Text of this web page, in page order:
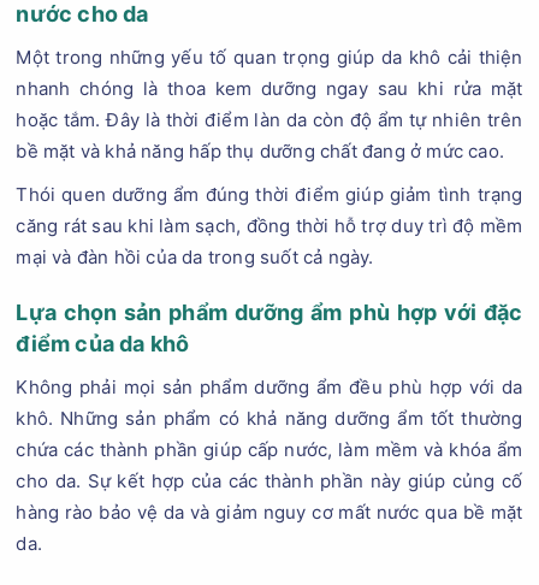
nước cho da
Một trong những yếu tố quan trọng giúp da khô cải thiện
nhanh chóng là thoa kem dưỡng ngay sau khi rửa mặt
hoặc tắm. Đây là thời điểm làn da còn độ ẩm tự nhiên trên
bề mặt và khả năng hấp thụ dưỡng chất đang ở mức cao.
Thói quen dưỡng ẩm đúng thời điểm giúp giảm tình trạng
căng rát sau khi làm sạch, đồng thời hỗ trợ duy trì độ mềm
mại và đàn hồi của da trong suốt cả ngày.
Lựa chọn sản phẩm dưỡng ẩm phù hợp với đặc
điểm của da khô
Không phải mọi sản phẩm dưỡng ẩm đều phù hợp với da
khô. Những sản phẩm có khả năng dưỡng ẩm tốt thường
chứa các thành phần giúp cấp nước, làm mềm và khóa ẩm
cho da. Sự kết hợp của các thành phần này giúp củng cố
hàng rào bảo vệ da và giảm nguy cơ mất nước qua bề mặt
da.